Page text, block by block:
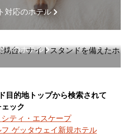
対応のホテル
りのホテル
目的地トップから検索されて
ック
シティ・エスケープ
ゲッタウェイ 新規ホテル